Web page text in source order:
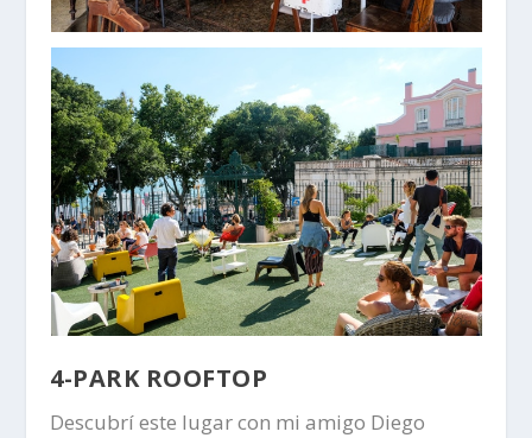
4-PARK ROOFTOP
Descubrí este lugar con mi amigo Diego